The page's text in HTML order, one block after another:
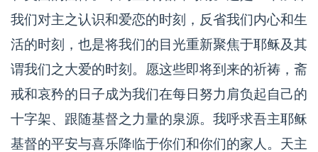
我们对主之认识和爱恋的时刻，反省我们内心和生
活的时刻，也是将我们的目光重新聚焦于耶稣及其
谓我们之大爱的时刻。愿这些即将到来的祈祷，斋
戒和哀矜的日子成为我们在每日努力肩负起自己的
十字架、跟随基督之力量的泉源。我呼求吾主耶稣
基督的平安与喜乐降临于你们和你们的家人。天主